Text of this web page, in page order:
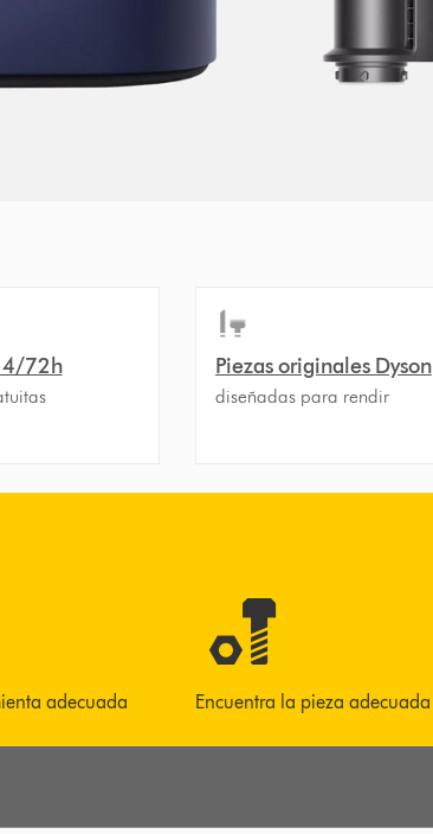
72h Piezas originales Dyson
diseñadas para rendir
adecuada Encuentra la pieza adecuada